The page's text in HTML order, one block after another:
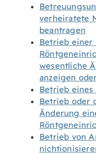
verheiratete
beantragen
Betrieb einer
wesentliche
anzeigen
Betrieb eines
Betrieb oder
Änderung
Betrieb von